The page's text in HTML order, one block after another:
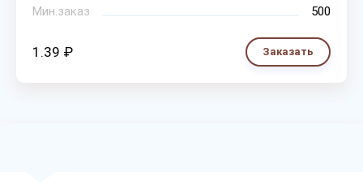
Мин.заказ
500
1.39 ₽ Заказать